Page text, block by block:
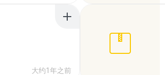
大约1年之前